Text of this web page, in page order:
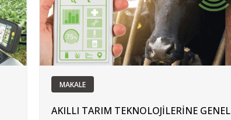
MAKALE
AKILLI TARIM TEKNOLOJİLERİNE GENEL